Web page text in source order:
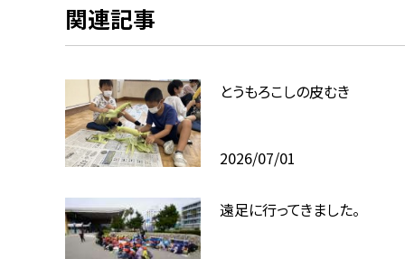
関連記事
とうもろこしの皮むき
2026/07/01
遠足に行ってきました。